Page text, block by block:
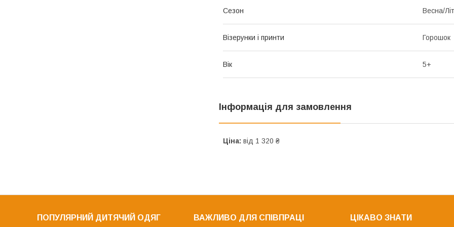
Сезон Весна/
Візерунки і принти Горошок
Вік 5+
Інформація для замовлення
Ціна: від 1 320 ₴
ПОПУЛЯРНИЙ ДИТЯЧИЙ ОДЯГ ВАЖЛИВО ДЛЯ СПІВПРАЦІ ЦІКАВО ЗНАТИ